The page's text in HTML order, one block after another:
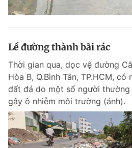
Lề đường thành bãi rác
Thời gian qua, dọc vệ đường
Hòa B, Q.Bình Tân, TP.HCM,
đất đá do một số người
gây ô nhiễm môi trường (ảnh).